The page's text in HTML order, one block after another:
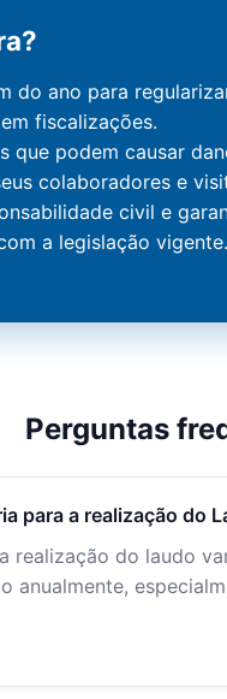
do ano para
fiscalizações.
que podem causar
colaboradores e
civil e
a legislação vigente.
Perguntas
para a realização do
realização do laudo
anualmente,